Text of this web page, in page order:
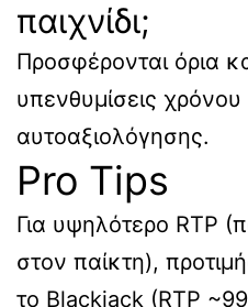
παιχνίδι;
Προσφέρονται όρια
υπενθυμίσεις χρόνου
αυτοαξιολόγησης.
Pro Tips
Για υψηλότερο RTP
στον παίκτη),
το Blackjack (RTP